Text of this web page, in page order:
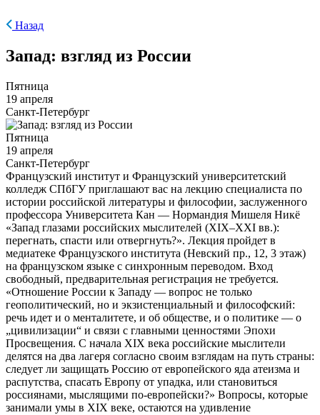
Назад
Запад: взгляд из России
Пятница
19 апреля
Санкт-Петербург
Пятница
19 апреля
Санкт-Петербург
Французский институт и Французский университетский
колледж СПбГУ приглашают вас на лекцию специалиста по
истории российской литературы и философии, заслуженного
профессора Университета Кан — Нормандия Мишеля Никё
«Запад глазами российских мыслителей (XIX–XXI вв.):
перегнать, спасти или отвергнуть?». Лекция пройдет в
медиатеке Французского института (Невский пр., 12, 3 этаж)
на французском языке с синхронным переводом. Вход
свободный, предварительная регистрация не требуется.
«Отношение России к Западу — вопрос не только
геополитический, но и экзистенциальный и философский:
речь идет и о менталитете, и об обществе, и о политике — о
„цивилизации“ и связи с главными ценностями Эпохи
Просвещения. С начала XIX века российские мыслители
делятся на два лагеря согласно своим взглядам на путь страны:
следует ли защищать Россию от европейского яда атеизма и
распутства, спасать Европу от упадка, или становиться
россиянами, мыслящими по-европейски?» Вопросы, которые
занимали умы в XIX веке, остаются на удивление